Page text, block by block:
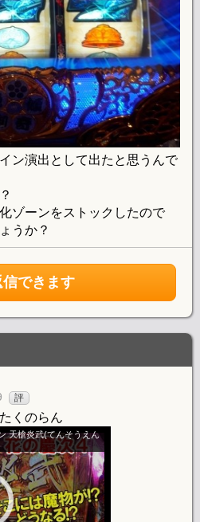
ン演出として出たと思うんで
ゾーンをストックしたので
うか？
信できます
評
くのらん
天槍炎武(てんそうえん